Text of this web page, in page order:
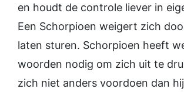
en houdt de controle liever in
Een Schorpioen weigert zich
laten sturen. Schorpioen heeft
woorden nodig om zich uit te
zich niet anders voordoen dan